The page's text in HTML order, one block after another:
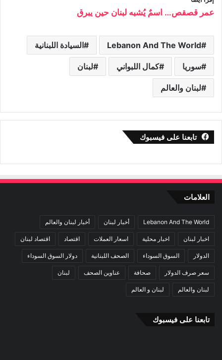
عمر قصقص… اسمٌ يُشبه لبنان حين يبرق
Lebanon And The World السيادة اللبنانية
سوريا كمال اللبواني لبنان
لبنان والعالم
تابعنا على فيسبوك
العلامات
Lebanon And The World أخبار لبنان أخبار لبنان والعالم
اخبار لبنان اخبار محلية اسعار العملات اقتصاد اقتصاد لبنان
الدولار السوق السوداء الصحف اللبنانية دولار السوق السوداء
سعر صرف الدولار صحافة عناوين الصحف لبنان
لبنان والعالم لبنان و العالم
تابعنا على فيسبوك